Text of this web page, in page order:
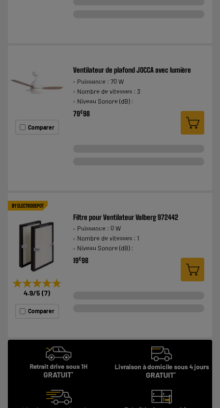
Comparer
Ventilateur de plafond JOCCA avec lumière
Puissance : 70 W
Nombre de vitesses : 3
Niveau Sonore (dB) :
79€98
BY ELECTRODEPOT
★★★★★
★★★★★
4.9/5 (7)
Comparer
Filtre pour Ventilateur Valberg 972442
Puissance : 0 W
Nombre de vitesses : 1
Niveau Sonore (dB) :
19€98